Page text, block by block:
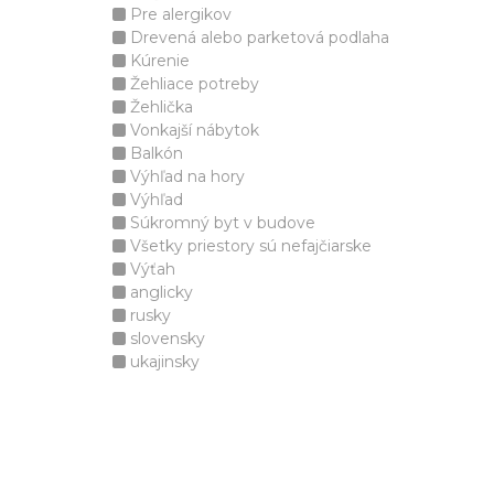
Pre alergikov
Drevená alebo parketová podlaha
Kúrenie
Žehliace potreby
Žehlička
Vonkajší nábytok
Balkón
Výhľad na hory
Výhľad
Súkromný byt v budove
Všetky priestory sú nefajčiarske
Výťah
anglicky
rusky
slovensky
ukajinsky